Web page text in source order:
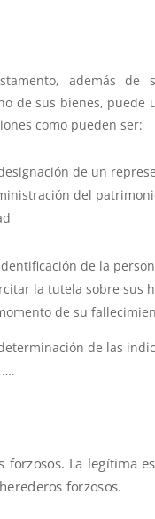
además de
de sus bienes, puede
como pueden ser:
de un
del
de la
la tutela sobre sus
de su
de las
forzosos. La legítima
forzosos.